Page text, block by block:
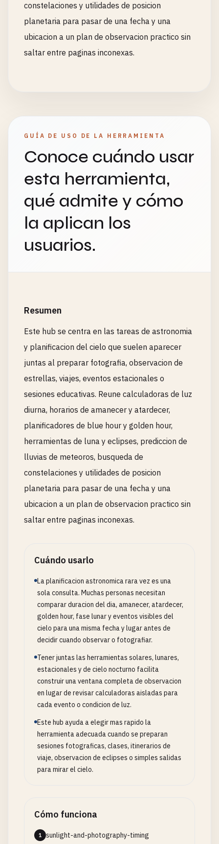
constelaciones y utilidades de posicion
planetaria para pasar de una fecha y una
ubicacion a un plan de observacion practico sin
saltar entre paginas inconexas.
GUÍA DE USO DE LA HERRAMIENTA
Conoce cuándo usar
esta herramienta,
qué admite y cómo
la aplican los
usuarios.
Resumen
Este hub se centra en las tareas de astronomia
y planificacion del cielo que suelen aparecer
juntas al preparar fotografia, observacion de
estrellas, viajes, eventos estacionales o
sesiones educativas. Reune calculadoras de luz
diurna, horarios de amanecer y atardecer,
planificadores de blue hour y golden hour,
herramientas de luna y eclipses, prediccion de
lluvias de meteoros, busqueda de
constelaciones y utilidades de posicion
planetaria para pasar de una fecha y una
ubicacion a un plan de observacion practico sin
saltar entre paginas inconexas.
Cuándo usarlo
La planificacion astronomica rara vez es una
sola consulta. Muchas personas necesitan
comparar duracion del dia, amanecer, atardecer,
golden hour, fase lunar y eventos visibles del
cielo para una misma fecha y lugar antes de
decidir cuando observar o fotografiar.
Tener juntas las herramientas solares, lunares,
estacionales y de cielo nocturno facilita
construir una ventana completa de observacion
en lugar de revisar calculadoras aisladas para
cada evento o condicion de luz.
Este hub ayuda a elegir mas rapido la
herramienta adecuada cuando se preparan
sesiones fotograficas, clases, itinerarios de
viaje, observacion de eclipses o simples salidas
para mirar el cielo.
Cómo funciona
1 sunlight-and-photography-timing